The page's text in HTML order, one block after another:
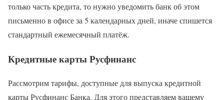
только часть кредита, то нужно уведомить банк об этом
письменно в офисе за 5 календарных дней, иначе спишется
стандартный ежемесячный платёж.
Кредитные карты Русфинанс
Рассмотрим тарифы, доступные для выпуска кредитной
карты Русфинанс Банка. Для этого представляем вашему